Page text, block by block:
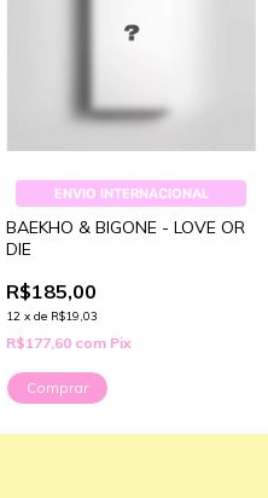
ENVIO INTERNACIONAL
BAEKHO & BIGONE - LOVE OR
DIE
R$185,00
12 xde R$19,03
R$177,60 com Pix